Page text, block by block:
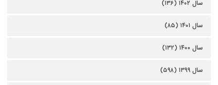
سال ۱۴۰۲ (۱۳۶)
سال ۱۴۰۱ (۸۵)
سال ۱۴۰۰ (۱۳۲)
سال ۱۳۹۹ (۵۹۸)